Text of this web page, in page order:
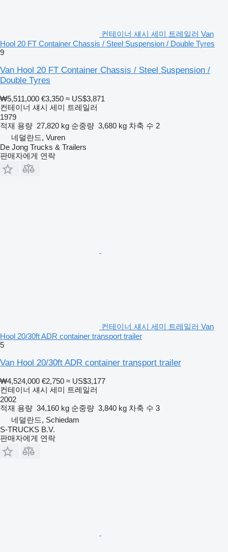
컨테이너 섀시 세미 트레일러 Van
Hool 20 FT Container Chassis / Steel Suspension / Double Tyres
9
Van Hool 20 FT Container Chassis / Steel Suspension /
Double Tyres
₩5,511,000 €3,350 ≈ US$3,871
컨테이너 섀시 세미 트레일러
1979
적재 용량 27,820 kg 순중량 3,680 kg 차축 수 2
네덜란드, Vuren
De Jong Trucks & Trailers
판매자에게 연락
컨테이너 섀시 세미 트레일러 Van
Hool 20/30ft ADR container transport trailer
5
Van Hool 20/30ft ADR container transport trailer
₩4,524,000 €2,750 ≈ US$3,177
컨테이너 섀시 세미 트레일러
2002
적재 용량 34,160 kg 순중량 3,840 kg 차축 수 3
네덜란드, Schiedam
S-TRUCKS B.V.
판매자에게 연락